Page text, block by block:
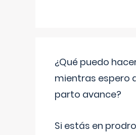
¿Qué puedo
mientras espero
parto avance?
Si estás en